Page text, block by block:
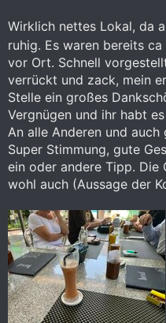
Wirklich nettes Lokal, da
ruhig. Es waren bereits
vor Ort. Schnell
verrückt und zack, mein
Stelle ein großes
Vergnügen und ihr habt
An alle Anderen und
Super Stimmung, gute
ein oder andere Tipp. Die
wohl auch (Aussage der